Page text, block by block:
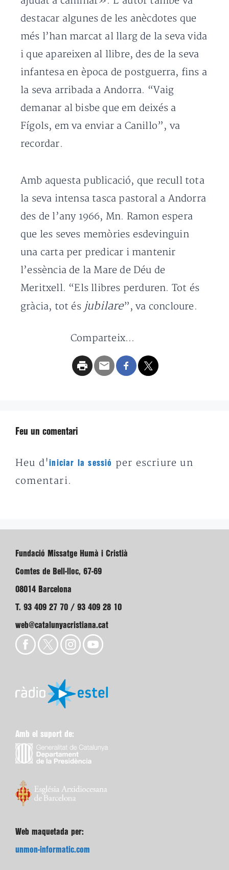
destacar algunes de les anècdotes que
més l’han marcat al llarg de la seva vida
i que apareixen al llibre, des de la seva
infantesa en època de postguerra, fins a
la seva arribada a Andorra. “Vaig
demanar al bisbe que em deixés a
Fígols, em va enviar a Canillo”, va
recordar.
Amb aquesta publicació, que recull tota
la seva intensa tasca pastoral a Andorra
des de l’any 1966, Mn. Ramon espera
que les seves memòries esdevinguin
una carta per predicar i mantenir
l’essència de la Mare de Déu de
Meritxell. “Els llibres perduren. Tot és
gràcia, tot és jubilare”, va concloure.
Comparteix...
Feu un comentari
Heu d'iniciar la sessió
per escriure un
comentari.
Fundació Missatge Humà i Cristià
Comtes de Bell-lloc, 67-69
08014 Barcelona
T. 93 409 27 70 / 93 409 28 10
web@catalunyacristiana.cat
Amb el suport de:
Web maquetada per:
unmon-informatic.com